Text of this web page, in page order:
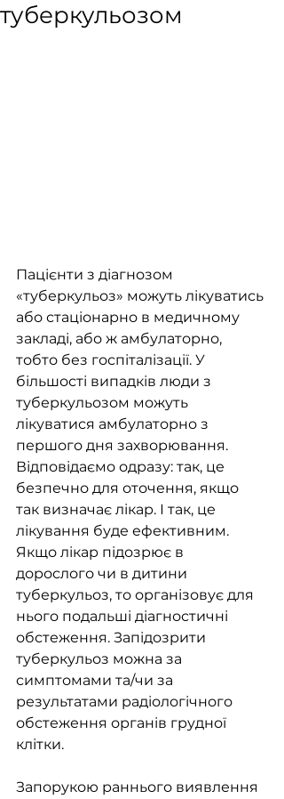
туберкульозом
Пацієнти з діагнозом
«туберкульоз» можуть лікуватись
або стаціонарно в медичному
закладі, або ж амбулаторно,
тобто без госпіталізації. У
більшості випадків люди з
туберкульозом можуть
лікуватися амбулаторно з
першого дня захворювання.
Відповідаємо одразу: так, це
безпечно для оточення, якщо
так визначає лікар. І так, це
лікування буде ефективним.
Якщо лікар підозрює в
дорослого чи в дитини
туберкульоз, то організовує для
нього подальші діагностичні
обстеження. Запідозрити
туберкульоз можна за
симптомами та/чи за
результатами радіологічного
обстеження органів грудної
клітки.
Запорукою раннього виявлення